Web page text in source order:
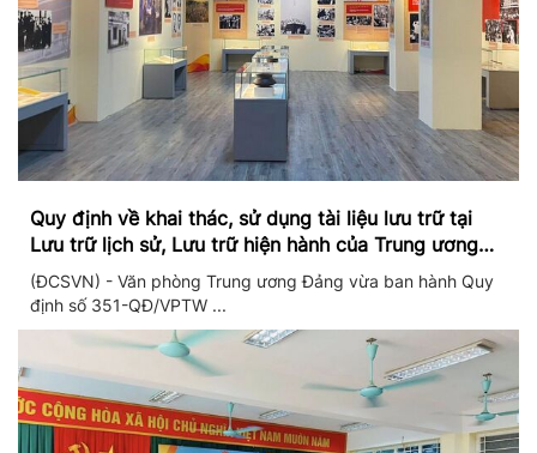
Quy định về khai thác, sử dụng tài liệu lưu trữ tại
Lưu trữ lịch sử, Lưu trữ hiện hành của Trung ương
Đảng và Văn phòng Trung ương Đảng
(ĐCSVN) - Văn phòng Trung ương Đảng vừa ban hành Quy
định số 351-QĐ/VPTW ...